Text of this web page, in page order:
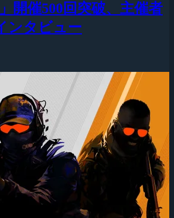
開催500回突破、主催者
ンタビュー